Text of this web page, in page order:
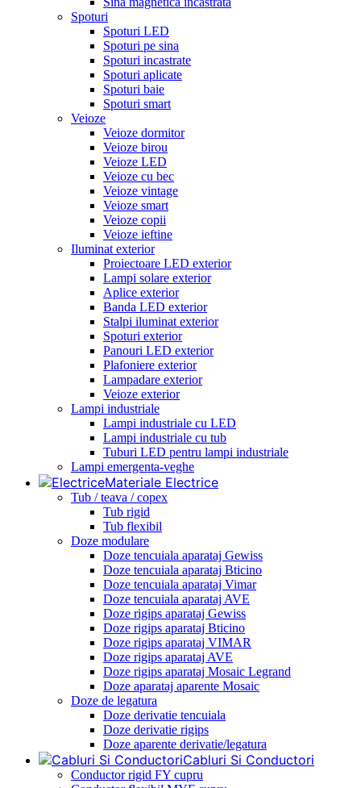
Spoturi
Spoturi LED
Spoturi pe sina
Spoturi incastrate
Spoturi aplicate
Spoturi baie
Spoturi smart
Veioze
Veioze dormitor
Veioze birou
Veioze LED
Veioze cu bec
Veioze vintage
Veioze smart
Veioze copii
Veioze ieftine
Iluminat exterior
Proiectoare LED exterior
Lampi solare exterior
Aplice exterior
Banda LED exterior
Stalpi iluminat exterior
Spoturi exterior
Panouri LED exterior
Plafoniere exterior
Lampadare exterior
Veioze exterior
Lampi industriale
Lampi industriale cu LED
Lampi industriale cu tub
Tuburi LED pentru lampi industriale
Lampi emergenta-veghe
Materiale Electrice
Tub / teava / copex
Tub rigid
Tub flexibil
Doze modulare
Doze tencuiala aparataj Gewiss
Doze tencuiala aparataj Bticino
Doze tencuiala aparataj Vimar
Doze tencuiala aparataj AVE
Doze rigips aparataj Gewiss
Doze rigips aparataj Bticino
Doze rigips aparataj VIMAR
Doze rigips aparataj AVE
Doze rigips aparataj Mosaic Legrand
Doze aparataj aparente Mosaic
Doze de legatura
Doze derivatie tencuiala
Doze derivatie rigips
Doze aparente derivatie/legatura
Cabluri Si Conductori
Conductor rigid FY cupru